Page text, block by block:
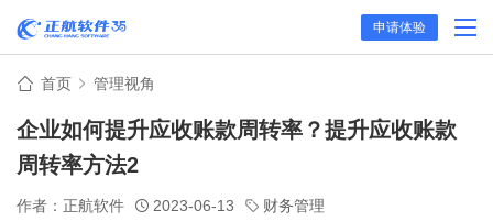
申请体验
首页 管理视角
企业如何提升应收账款周转率？提升应收账款
周转率方法2
作者：正航软件 2023-06-13 财务管理